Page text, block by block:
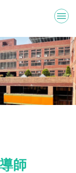
師